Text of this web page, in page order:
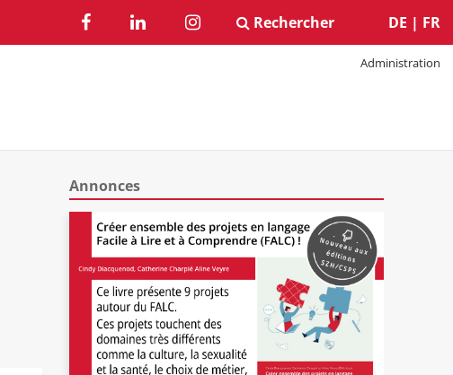
Administration
DE | FR
Rechercher
Annonces